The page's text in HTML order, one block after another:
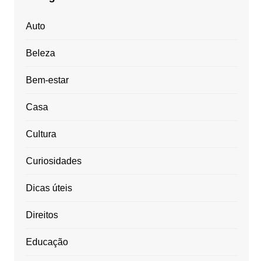
Auto
Beleza
Bem-estar
Casa
Cultura
Curiosidades
Dicas úteis
Direitos
Educação